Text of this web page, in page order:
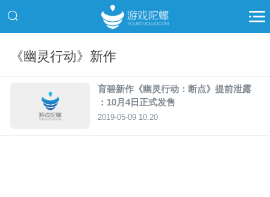
《幽灵行动》新作
育碧新作《幽灵行动：断点》提前泄露
：10月4日正式发售
2019-05-09 10:20